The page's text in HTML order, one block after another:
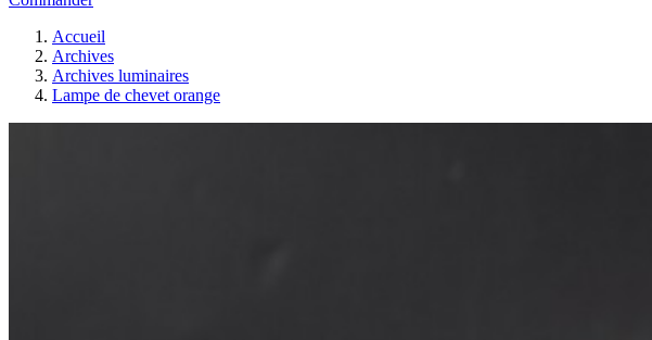
Accueil
Archives
Archives luminaires
Lampe de chevet orange